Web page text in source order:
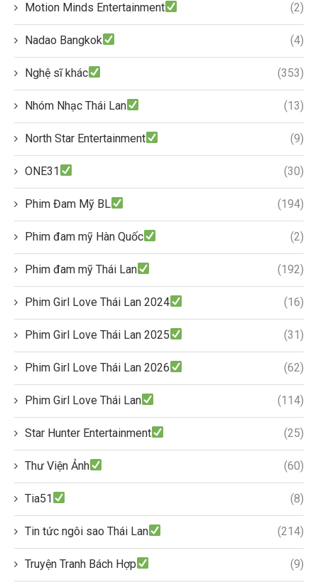
Motion Minds Entertainment (2)
Nadao Bangkok (4)
Nghệ sĩ khác (353)
Nhóm Nhạc Thái Lan (13)
North Star Entertainment (9)
ONE31 (30)
Phim Đam Mỹ BL (194)
Phim đam mỹ Hàn Quốc (2)
Phim đam mỹ Thái Lan (192)
Phim Girl Love Thái Lan 2024 (16)
Phim Girl Love Thái Lan 2025 (31)
Phim Girl Love Thái Lan 2026 (62)
Phim Girl Love Thái Lan (114)
Star Hunter Entertainment (25)
Thư Viện Ảnh (60)
Tia51 (8)
Tin tức ngôi sao Thái Lan (214)
Truyện Tranh Bách Hợp (9)